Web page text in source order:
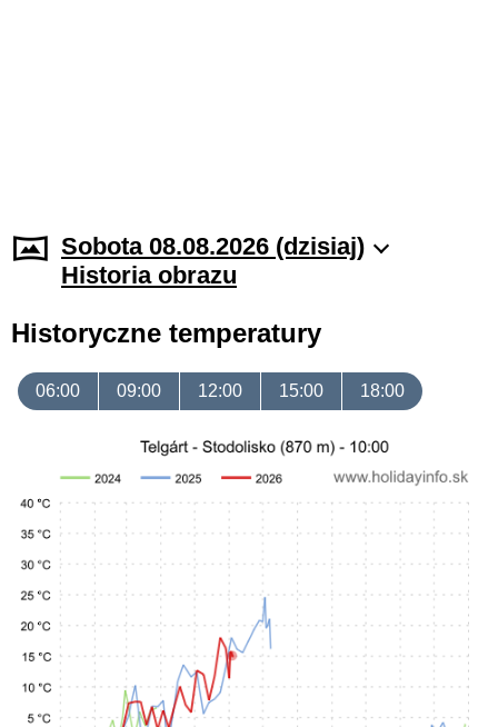
Sobota 08.08.2026 (dzisiaj)
Historia obrazu
Historyczne temperatury
06:00 09:00 12:00 15:00 18:00